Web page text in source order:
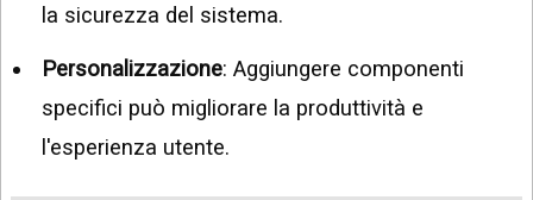
la sicurezza del sistema.
Personalizzazione: Aggiungere componenti
specifici può migliorare la produttività e
l'esperienza utente.